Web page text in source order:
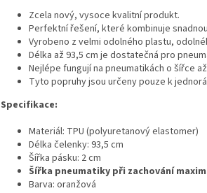
Zcela nový, vysoce kvalitní produkt.
Perfektní řešení, které kombinuje
Vyrobeno z velmi odolného plastu,
Délka až 93,5 cm je dostatečná pro
Nejlépe fungují na pneumatikách o šířce
Tyto popruhy jsou určeny pouze k
Specifikace:
Materiál: TPU (polyuretanový elastomer)
Délka čelenky: 93,5 cm
Šířka pásku: 2 cm
Šířka pneumatiky při zachování
Barva: oranžová